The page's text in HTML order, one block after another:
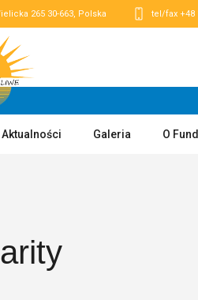
265 30-663 Polska tel/fax +48
Aktualności Galeria O